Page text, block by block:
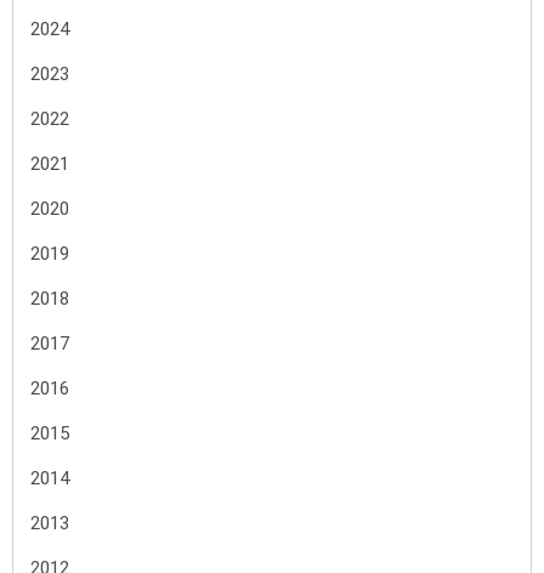
2024
2023
2022
2021
2020
2019
2018
2017
2016
2015
2014
2013
2012